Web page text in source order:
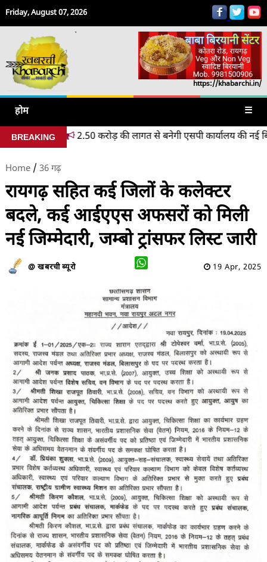
Friday, August 07, 2026
https://khabarchi.in/
होम ☰
BREAKING
2.50 करोड़ की लागत से बनेगी एसपी कार्यालय की नई बिल्डिंग
Home/ 36 गढ़
रायगढ़ सहित कई जिलों के कलेक्टर
बदले, कई आईएएस अफसरों को मिली
नई जिम्मेदारी, जम्बो ट्रांसफर लिस्ट जारी
@ खबरची ब्यूरो WhatsApp 19 Apr, 2025